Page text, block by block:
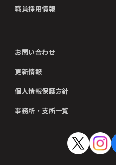
職員採用情報
お問い合わせ
更新情報
個人情報保護方針
事務所・支所一覧